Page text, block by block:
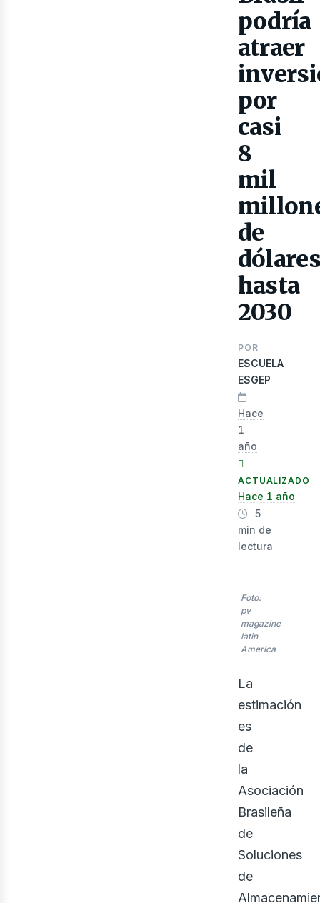
podría
atraer
por
casi
8
mil
de
hasta
2030
POR
ESCUELA
ESGEP
Hace
1
año
ACTUALIZADO
Hace 1 año
5
min de
lectura
Foto:
pv
magazine
latin
America
La
estimación
es
de
la
Asociación
Brasileña
de
Soluciones
de